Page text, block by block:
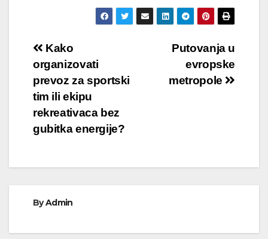
Кретање
чланка
Putovanja u
evropske
metropole
Kako
organizovati
prevoz za sportski
tim ili ekipu
rekreativaca bez
gubitka energije?
ByAdmin